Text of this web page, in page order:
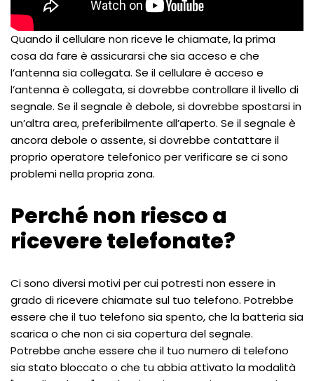
Quando il cellulare non riceve le chiamate, la prima
cosa da fare è assicurarsi che sia acceso e che
l’antenna sia collegata. Se il cellulare è acceso e
l’antenna è collegata, si dovrebbe controllare il livello di
segnale. Se il segnale è debole, si dovrebbe spostarsi in
un’altra area, preferibilmente all’aperto. Se il segnale è
ancora debole o assente, si dovrebbe contattare il
proprio operatore telefonico per verificare se ci sono
problemi nella propria zona.
Perché non riesco a
ricevere telefonate?
Ci sono diversi motivi per cui potresti non essere in
grado di ricevere chiamate sul tuo telefono. Potrebbe
essere che il tuo telefono sia spento, che la batteria sia
scarica o che non ci sia copertura del segnale.
Potrebbe anche essere che il tuo numero di telefono
sia stato bloccato o che tu abbia attivato la modalità